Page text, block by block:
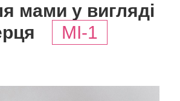
мами у вигляді
MI-1